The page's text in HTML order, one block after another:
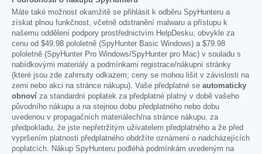
Máte také možnost okamžitě se přihlásit k odběru SpyHunteru a
získat plnou funkčnost, včetně odstranění malwaru a přístupu k
našemu oddělení podpory prostřednictvím HelpDesku, obvykle za
cenu od $49.98 pololetně (SpyHunter Basic Windows) a $79.98
pololetně (SpyHunter Pro Windows/SpyHunter pro Mac) v souladu s
nabídkovými materiály a podmínkami registrace/nákupní stránky
(které jsou zde zahrnuty odkazem; ceny se mohou lišit v závislosti na
zemi nebo akci na stránce nákupu). Vaše předplatné se automaticky
obnoví za standardní poplatek za předplatné platný v době vašeho
původního nákupu a na stejnou dobu předplatného nebo dobu
uvedenou v propagačních materiálech/na stránce nákupu, za
předpokladu, že jste nepřetržitým uživatelem předplatného a že před
vypršením platnosti předplatného obdržíte oznámení o nadcházejících
poplatcích. Nákup SpyHunteru podléhá podmínkám uvedeným na